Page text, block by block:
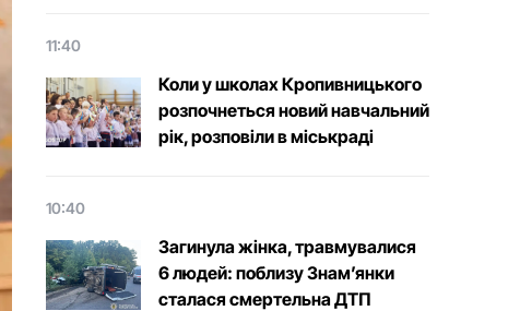
11:40
Коли у школах Кропивницького
розпочнеться новий навчальний
рік, розповіли в міськраді
10:40
Загинула жінка, травмувалися
6 людей: поблизу Знам’янки
сталася смертельна ДТП